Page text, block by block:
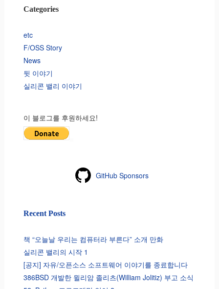
Categories
etc
F/OSS Story
News
뒷 이야기
실리콘 밸리 이야기
이 블로그를 후원하세요!
GitHub Sponsors
Recent Posts
책 “오늘날 우리는 컴퓨터라 부른다” 소개 만화
실리콘 밸리의 시작 1
[공지] 자유/오픈소스 소프트웨어 이야기를 종료합니다
386BSD 개발한 윌리암 졸리츠(William Jolitiz) 부고 소식